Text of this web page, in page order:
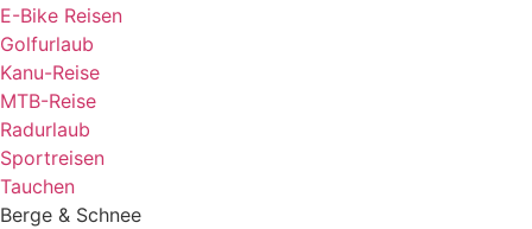
E-Bike Reisen
Golfurlaub
Kanu-Reise
MTB-Reise
Radurlaub
Sportreisen
Tauchen
Berge & Schnee